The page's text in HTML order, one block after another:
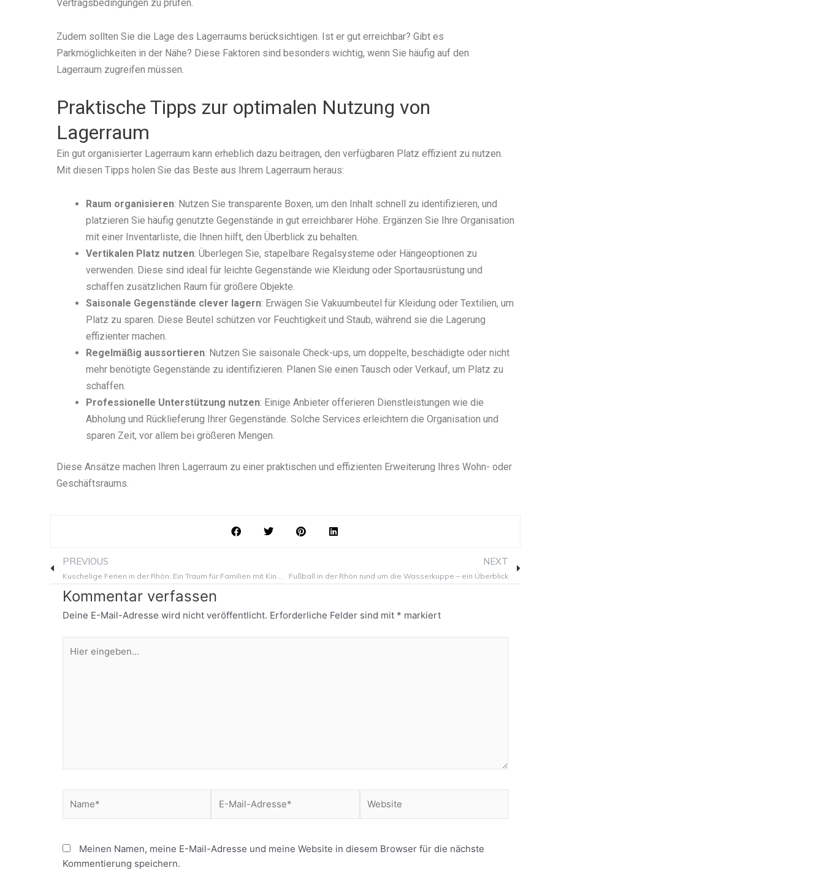
Vertragsbedingungen zu prüfen.
Zudem sollten Sie die Lage des Lagerraums berücksichtigen. Ist er gut erreichbar? Gibt es
Parkmöglichkeiten in der Nähe? Diese Faktoren sind besonders wichtig, wenn Sie häufig auf den
Lagerraum zugreifen müssen.
Praktische Tipps zur optimalen Nutzung von
Lagerraum
Ein gut organisierter Lagerraum kann erheblich dazu beitragen, den verfügbaren Platz effizient zu nutzen.
Mit diesen Tipps holen Sie das Beste aus Ihrem Lagerraum heraus:
Raum organisieren: Nutzen Sie transparente Boxen, um den Inhalt schnell zu identifizieren, und
platzieren Sie häufig genutzte Gegenstände in gut erreichbarer Höhe. Ergänzen Sie Ihre Organisation
mit einer Inventarliste, die Ihnen hilft, den Überblick zu behalten.
Vertikalen Platz nutzen: Überlegen Sie, stapelbare Regalsysteme oder Hängeoptionen zu
verwenden. Diese sind ideal für leichte Gegenstände wie Kleidung oder Sportausrüstung und
schaffen zusätzlichen Raum für größere Objekte.
Saisonale Gegenstände clever lagern: Erwägen Sie Vakuumbeutel für Kleidung oder Textilien, um
Platz zu sparen. Diese Beutel schützen vor Feuchtigkeit und Staub, während sie die Lagerung
effizienter machen.
Regelmäßig aussortieren: Nutzen Sie saisonale Check-ups, um doppelte, beschädigte oder nicht
mehr benötigte Gegenstände zu identifizieren. Planen Sie einen Tausch oder Verkauf, um Platz zu
schaffen.
Professionelle Unterstützung nutzen: Einige Anbieter offerieren Dienstleistungen wie die
Abholung und Rücklieferung Ihrer Gegenstände. Solche Services erleichtern die Organisation und
sparen Zeit, vor allem bei größeren Mengen.
Diese Ansätze machen Ihren Lagerraum zu einer praktischen und effizienten Erweiterung Ihres Wohn- oder
Geschäftsraums.
Prev
PREVIOUS
Kuschelige Ferien in der Rhön: Ein Traum für Familien mit Kindern
NEXT
Fußball in der Rhön rund um die Wasserkuppe – ein Überblick
Kommentar verfassen
Deine E-Mail-Adresse wird nicht veröffentlicht. Erforderliche Felder sind mit * markiert
eingeben…
Mail-
Meinen Namen, meine E-Mail-Adresse und meine Website in diesem Browser für die nächste
Kommentierung speichern.